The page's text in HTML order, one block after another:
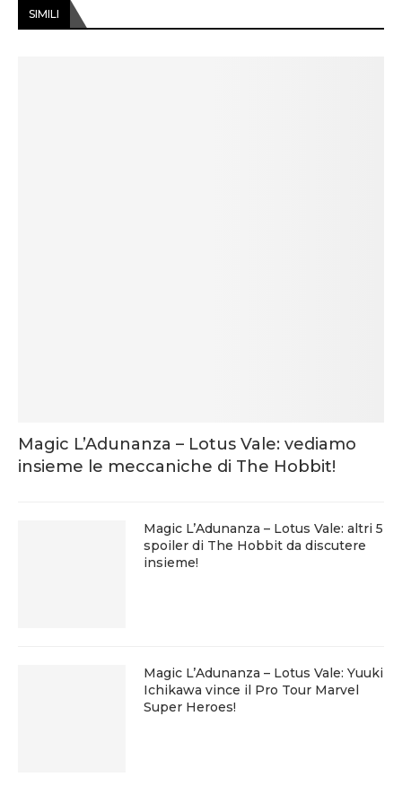
SIMILI
Magic L’Adunanza – Lotus Vale: vediamo
insieme le meccaniche di The Hobbit!
Magic L’Adunanza – Lotus Vale: altri 5
spoiler di The Hobbit da discutere
insieme!
Magic L’Adunanza – Lotus Vale: Yuuki
Ichikawa vince il Pro Tour Marvel
Super Heroes!